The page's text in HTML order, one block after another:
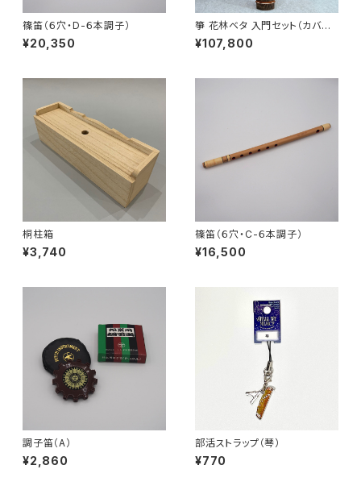
篠笛（６穴・D-６本調子）
¥20,350
箏 花林ベタ 入門セット（カバー
付）
¥107,800
桐柱箱
¥3,740
篠笛（６穴・C-６本調子）
¥16,500
調子笛（A）
¥2,860
部活ストラップ（琴）
¥770